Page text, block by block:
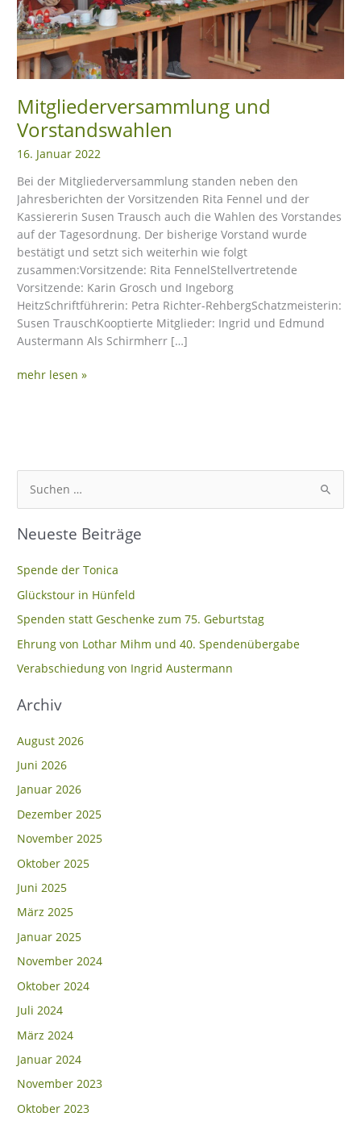
Mitgliederversammlung und
Vorstandswahlen
16. Januar 2022
Bei der Mitgliederversammlung standen neben den
Jahresberichten der Vorsitzenden Rita Fennel und der
Kassiererin Susen Trausch auch die Wahlen des Vorstandes
auf der Tagesordnung. Der bisherige Vorstand wurde
bestätigt und setzt sich weiterhin wie folgt
zusammen:Vorsitzende: Rita FennelStellvertretende
Vorsitzende: Karin Grosch und Ingeborg
HeitzSchriftführerin: Petra Richter-RehbergSchatzmeisterin:
Susen TrauschKooptierte Mitglieder: Ingrid und Edmund
Austermann Als Schirmherr […]
mehr lesen »
u
c
e
n
n
a
c
:
Neueste Beiträge
Spende der Tonica
Glückstour in Hünfeld
Spenden statt Geschenke zum 75. Geburtstag
Ehrung von Lothar Mihm und 40. Spendenübergabe
Verabschiedung von Ingrid Austermann
Archiv
August 2026
Juni 2026
Januar 2026
Dezember 2025
November 2025
Oktober 2025
Juni 2025
März 2025
Januar 2025
November 2024
Oktober 2024
Juli 2024
März 2024
Januar 2024
November 2023
Oktober 2023